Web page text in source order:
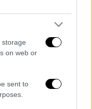
storage
on web or
sent to
σε ακραίες
συνθήκες
στη Θέουτα
με
Σε ενήλικη η
συνεύρεση
Σορός σε